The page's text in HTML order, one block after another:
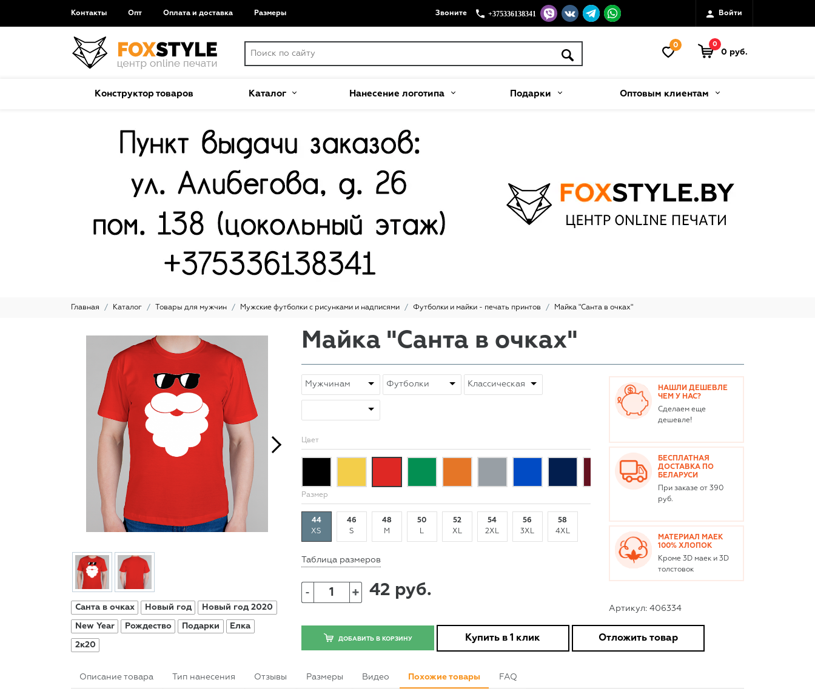
Контакты Опт Оплата и доставка Размеры Звоните +375336138341 Войти
0 0
0 руб.
Конструктор товаров Каталог Нанесение логотипа Подарки Оптовым клиентам
Главная Каталог Товары для мужчин Мужские футболки с рисунками и надписями Футболки и майки - печать принтов Майка "Санта в очках"
Санта в очках Новый год Новый год 2020
New Year Рождество Подарки Елка
2к20
Майка "Санта в очках"
Цвет
Размер
44
XS
46
S
48
M
50
L
52
XL
54
2XL
56
3XL
58
4XL
Таблица размеров
- + 42 руб.
НАШЛИ ДЕШЕВЛЕ
ЧЕМ У НАС?
Сделаем еще
дешевле!
БЕСПЛАТНАЯ
ДОСТАВКА ПО
БЕЛАРУСИ
При заказе от 390
руб.
МАТЕРИАЛ МАЕК
100% ХЛОПОК
Кроме 3D маек и 3D
толстовок
Артикул: 406334
ДОБАВИТЬ В КОРЗИНУ Купить в 1 клик Отложить товар
Описание товара Тип нанесения Отзывы Размеры Видео Похожие товары FAQ